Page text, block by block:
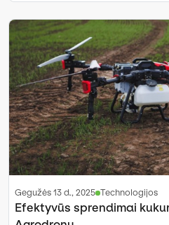
gegužės 13 d., 2025 Technologijos
Efektyvūs sprendimai